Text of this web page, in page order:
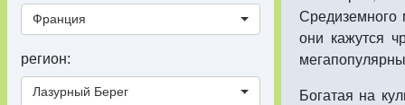
Франция
регион:
Лазурный Берег
они кажутся
Богатая на